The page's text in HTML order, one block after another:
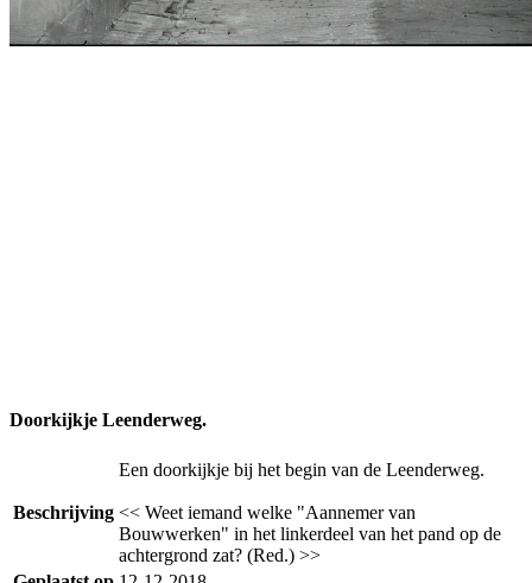
Doorkijkje Leenderweg.
Beschrijving
Een doorkijkje bij het begin van de Leenderweg.
<< Weet iemand welke "Aannemer van
Bouwwerken" in het linkerdeel van het pand op de
achtergrond zat? (Red.) >>